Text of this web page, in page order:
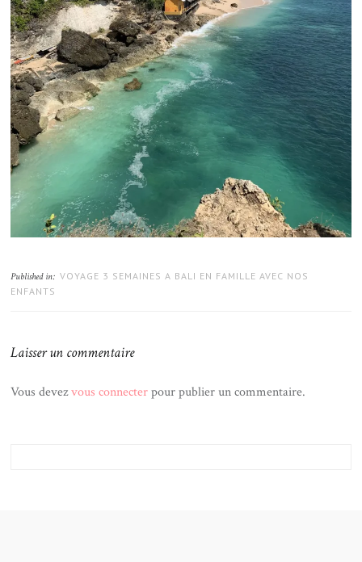
Published in: VOYAGE 3 SEMAINES A BALI EN FAMILLE AVEC NOS
ENFANTS
Laisser un commentaire
Vous devezvous connecterpour publier un commentaire.